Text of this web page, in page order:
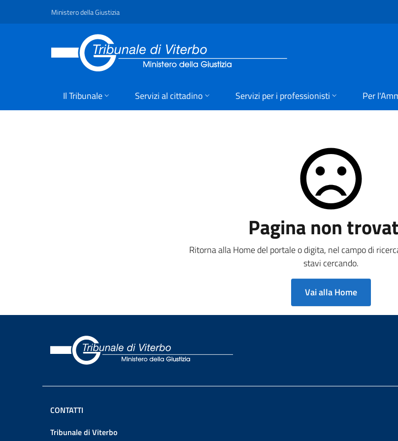
Ministero della Giustizia
Il Tribunale Servizi al cittadino Servizi per i professionisti Per
Pagina non
Ritorna alla Home del portale o digita, nel campo di
stavi cercando.
Vai alla Home
CONTATTI
Tribunale di Viterbo